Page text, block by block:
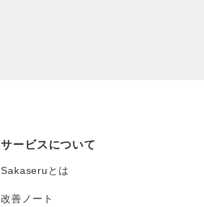
サービスについて
Sakaseruとは
改善ノート